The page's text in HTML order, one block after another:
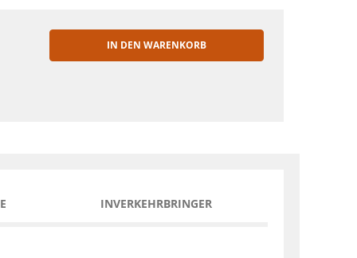
IN DEN WARENKORB
INVERKEHRBRINGER